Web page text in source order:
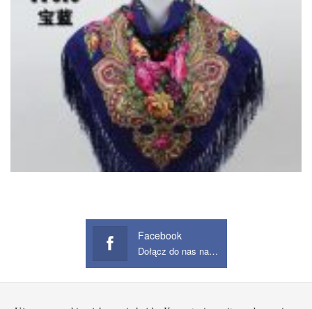
Facebook
Dołącz do nas na Facebook